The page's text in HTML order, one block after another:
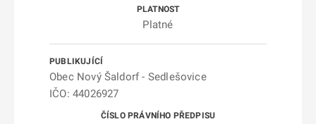
Platné
Obec Nový Šaldorf - Sedlešovice
IČO: 44026927